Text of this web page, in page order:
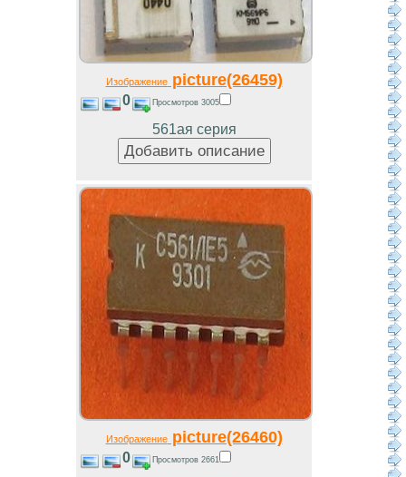
Изображениеpicture(26459)
0 Просмотров 3005
561ая серия
Изображениеpicture(26460)
0 Просмотров 2661